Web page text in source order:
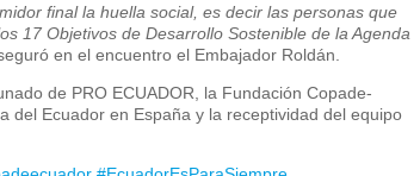
final la huella social, es decir las personas que
17 Objetivos de Desarrollo Sostenible de la Agenda
en el encuentro el Embajador Roldán.
de PRO ECUADOR, la Fundación Copade-
del Ecuador en España y la receptividad del equipo